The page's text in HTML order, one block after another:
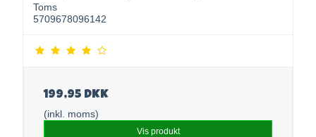
Toms
5709678096142
199,95 DKK
(inkl. moms)
Vis produkt